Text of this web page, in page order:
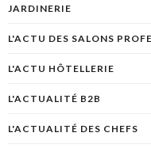
JARDINERIE
L'ACTU DES SALONS
L'ACTU HÔTELLERIE
L'ACTUALITÉ B2B
L'ACTUALITÉ DES CHEFS